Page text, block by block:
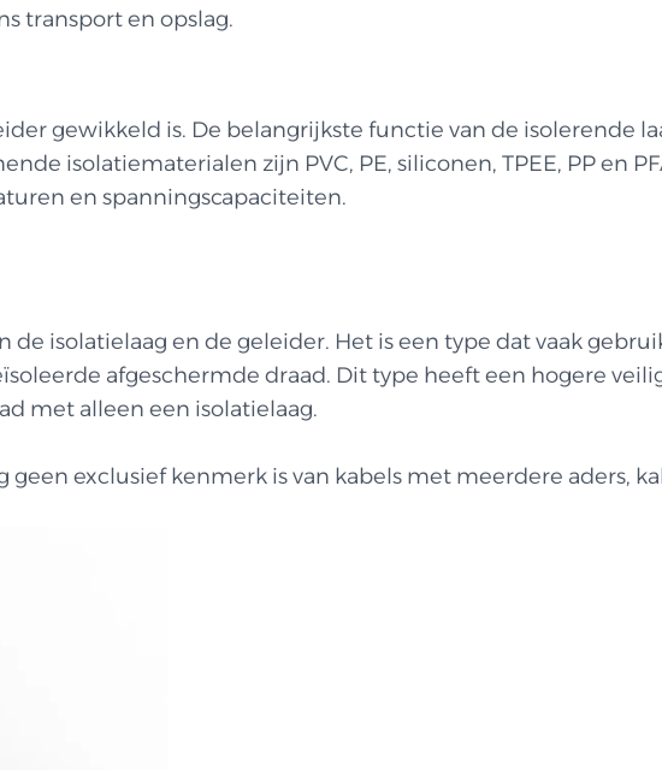
transport en opslag.
gewikkeld is. De belangrijkste functie van de isolerende
isolatiematerialen zijn PVC, PE, siliconen, TPEE, PP en
en spanningscapaciteiten.
de isolatielaag en de geleider. Het is een type dat vaak
afgeschermde draad. Dit type heeft een hogere
met alleen een isolatielaag.
exclusief kenmerk is van kabels met meerdere aders,